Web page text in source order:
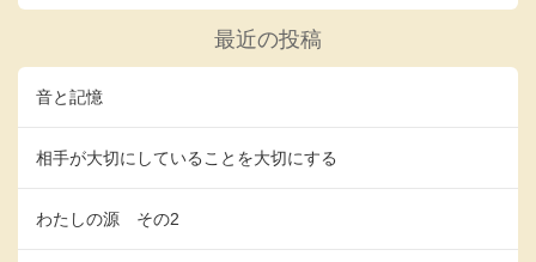
最近の投稿
音と記憶
相手が大切にしていることを大切にする
わたしの源 その2